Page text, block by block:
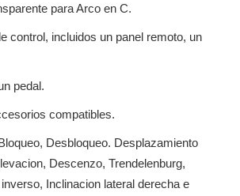
para Arco en C.
control, incluidos un panel remoto, un
pedal.
compatibles.
Desbloqueo. Desplazamiento
Descenzo, Trendelenburg,
Inclinacion lateral derecha e